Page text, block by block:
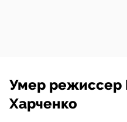
Умер режиссер
Харченко